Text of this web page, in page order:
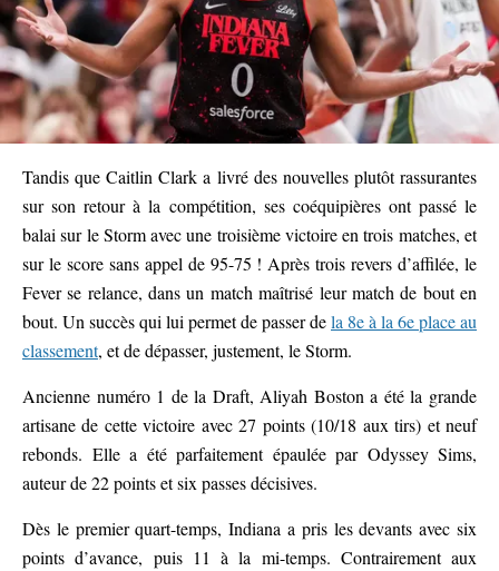
Tandis que Caitlin Clark a livré des nouvelles plutôt rassurantes
sur son retour à la compétition, ses coéquipières ont passé le
balai sur le Storm avec une troisième victoire en trois matches, et
sur le score sans appel de 95-75 ! Après trois revers d’affilée, le
Fever se relance, dans un match maîtrisé leur match de bout en
bout. Un succès qui lui permet de passer dela 8e à la 6e place au
classement, et de dépasser, justement, le Storm.
Ancienne numéro 1 de la Draft, Aliyah Boston a été la grande
artisane de cette victoire avec 27 points (10/18 aux tirs) et neuf
rebonds. Elle a été parfaitement épaulée par Odyssey Sims,
auteur de 22 points et six passes décisives.
Dès le premier quart-temps, Indiana a pris les devants avec six
points d’avance, puis 11 à la mi-temps. Contrairement aux